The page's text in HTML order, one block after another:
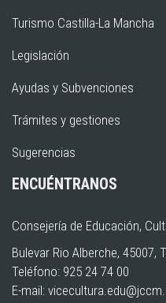
Turismo Castilla-La Mancha
Legislación
Ayudas y Subvenciones
Trámites y gestiones
Sugerencias
ENCUÉNTRANOS
Consejería de Educación,
Bulevar Rio Alberche, 45007,
Teléfono: 925 24 74 00
E-mail: